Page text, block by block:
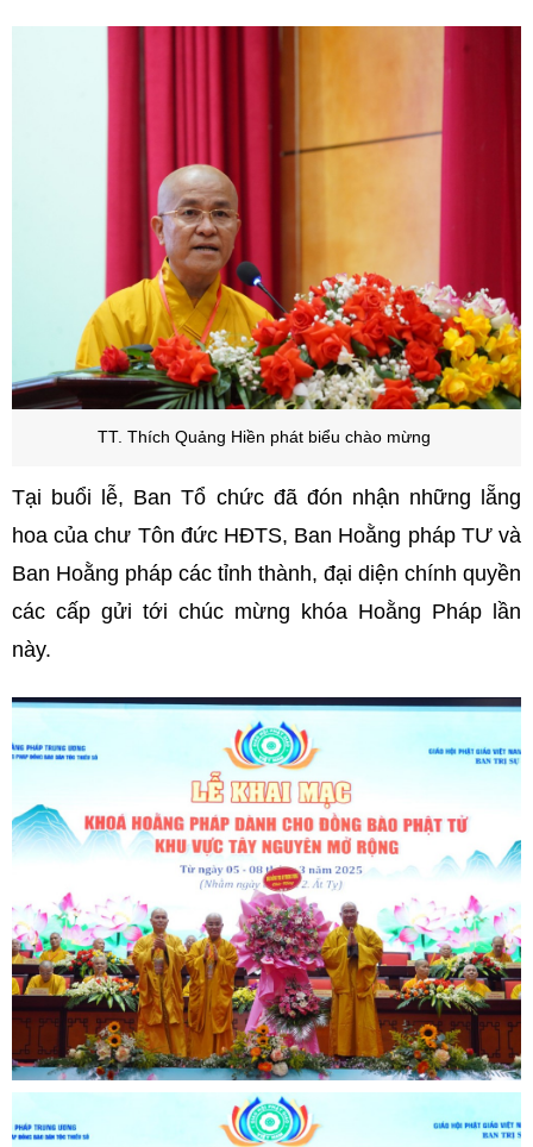
TT. Thích Quảng Hiền phát biểu chào mừng
Tại buổi lễ, Ban Tổ chức đã đón nhận những lẵng
hoa của chư Tôn đức HĐTS, Ban Hoằng pháp TƯ và
Ban Hoằng pháp các tỉnh thành, đại diện chính quyền
các cấp gửi tới chúc mừng khóa Hoằng Pháp lần
này.